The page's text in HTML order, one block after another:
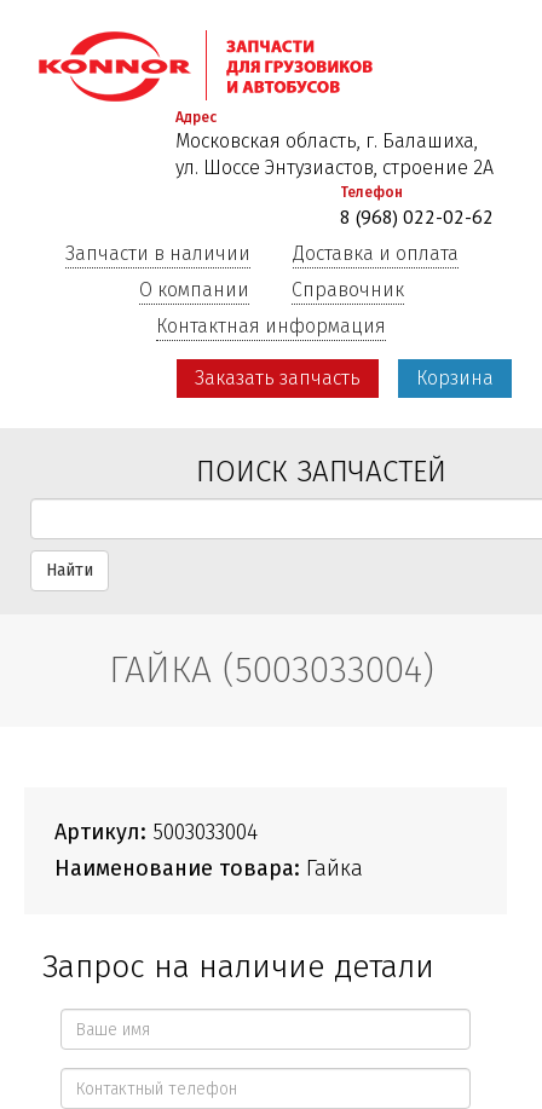
к
основному
Адрес
Московская область, г. Балашиха,
ул. Шоссе Энтузиастов, строение 2А
Телефон
8 (968) 022-02-62
Запчасти в наличии
Доставка и оплата
О компании
Справочник
Контактная информация
Заказать запчасть Корзина
ПОИСК ЗАПЧАСТЕЙ
Найти
ГАЙКА (5003033004)
Артикул: 5003033004
Наименование товара: Гайка
Запрос на наличие детали
Ваше
имя